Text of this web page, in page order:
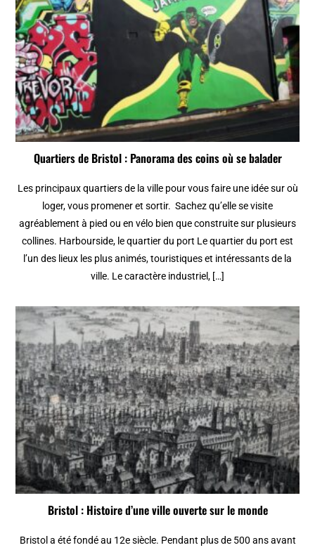
Quartiers de Bristol : Panorama des coins où se balader
Les principaux quartiers de la ville pour vous faire une idée sur où
loger, vous promener et sortir. Sachez qu’elle se visite
agréablement à pied ou en vélo bien que construite sur plusieurs
collines. Harbourside, le quartier du port Le quartier du port est
l’un des lieux les plus animés, touristiques et intéressants de la
ville. Le caractère industriel, […]
Bristol : Histoire d’une ville ouverte sur le monde
Bristol a été fondé au 12e siècle. Pendant plus de 500 ans avant